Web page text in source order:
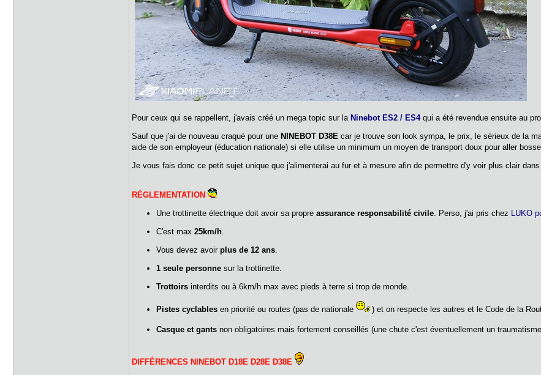
Pour ceux qui se rappellent, j'avais créé un mega topic sur la Ninebot ES2 / ES4qui a été revendue ensuite au
Sauf que j'ai de nouveau craqué pour une NINEBOT D38E car je trouve son look sympa, le prix, le sérieux de la
aide de son employeur (éducation nationale) si elle utilise un minimum un moyen de transport doux pour aller
Je vous fais donc ce petit sujet unique que j'alimenterai au fur et à mesure afin de permettre d'y voir plus clair
RÉGLEMENTATION
Une trottinette électrique doit avoir sa propreassurance responsabilité civile. Perso, j'ai pris chez LUKO
C'est max25km/h.
Vous devez avoirplus de 12 ans.
1 seule personne sur la trottinette.
Trottoirs interdits ou à 6km/h max avec pieds à terre si trop de monde.
Pistes cyclables en priorité ou routes (pas de nationale ) et on respecte les autres et le Code de la
Casque et gants non obligatoires mais fortement conseillés (une chute c'est éventuellement un
DIFFÉRENCES NINEBOT D18E D28E D38E